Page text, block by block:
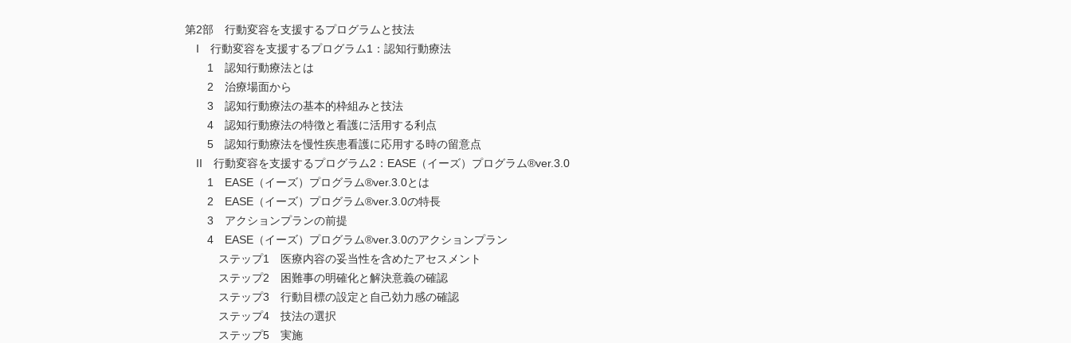
第2部 行動変容を支援するプログラムと技法
I 行動変容を支援するプログラム1：認知行動療法
1 認知行動療法とは
2 治療場面から
3 認知行動療法の基本的枠組みと技法
4 認知行動療法の特徴と看護に活用する利点
5 認知行動療法を慢性疾患看護に応用する時の留意点
II 行動変容を支援するプログラム2：EASE（イーズ）プログラム®ver.3.0
1 EASE（イーズ）プログラム®ver.3.0とは
2 EASE（イーズ）プログラム®ver.3.0の特長
3 アクションプランの前提
4 EASE（イーズ）プログラム®ver.3.0のアクションプラン
ステップ1 医療内容の妥当性を含めたアセスメント
ステップ2 困難事の明確化と解決意義の確認
ステップ3 行動目標の設定と自己効力感の確認
ステップ4 技法の選択
ステップ5 実施